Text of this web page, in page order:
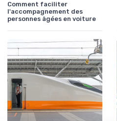
Comment faciliter
l'accompagnement des
personnes âgées en voiture